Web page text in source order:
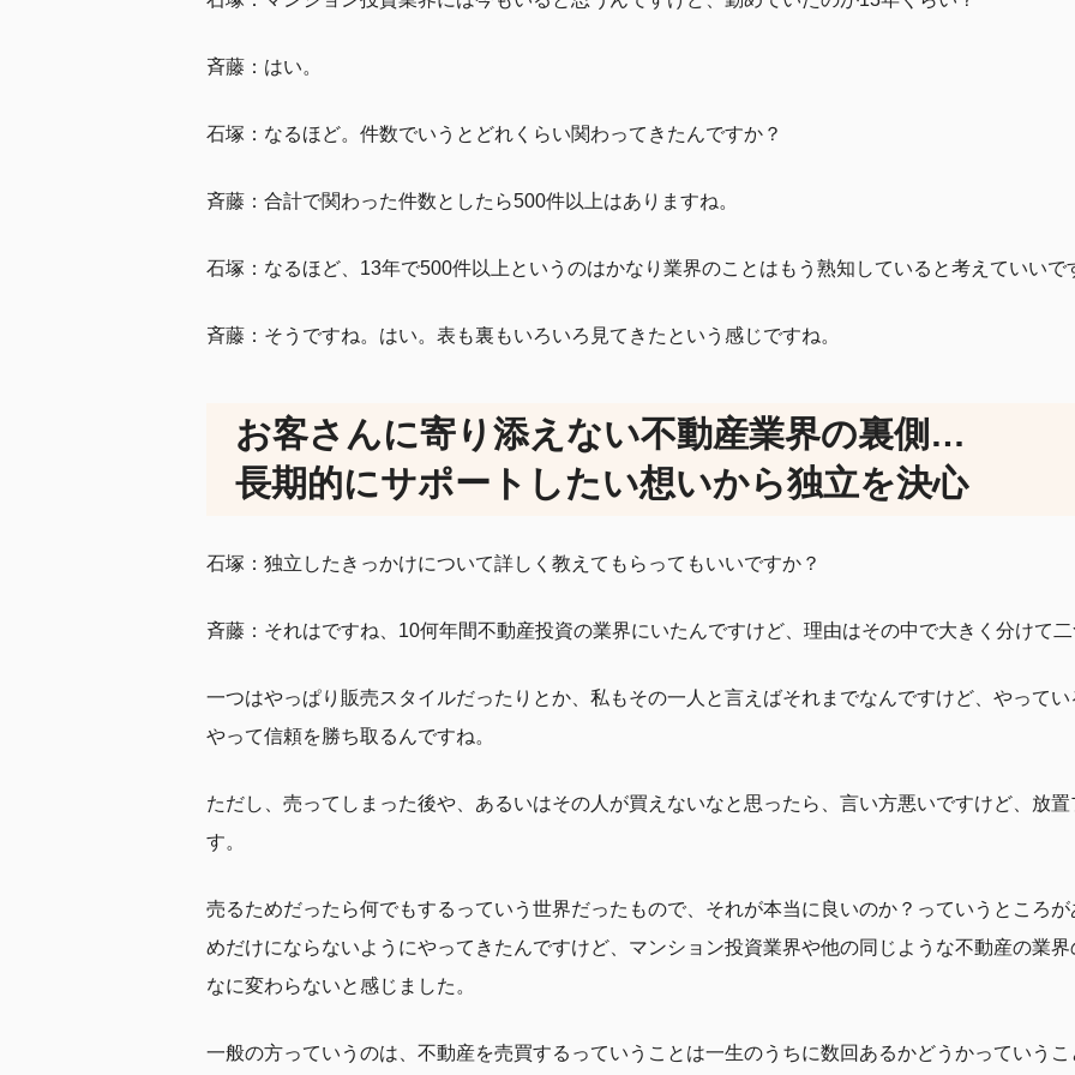
斉藤：はい。
石塚：なるほど。件数でいうとどれくらい関わってきたんですか？
斉藤：合計で関わった件数としたら500件以上はありますね。
石塚：なるほど、13年で500件以上というのはかなり業界のことはもう熟知していると考えていいで
斉藤：そうですね。はい。表も裏もいろいろ見てきたという感じですね。
お客さんに寄り添えない不動産業界の裏側…
長期的にサポートしたい想いから独立を決心
石塚：独立したきっかけについて詳しく教えてもらってもいいですか？
斉藤：それはですね、10何年間不動産投資の業界にいたんですけど、理由はその中で大きく分けて
一つはやっぱり販売スタイルだったりとか、私もその一人と言えばそれまでなんですけど、やって
やって信頼を勝ち取るんですね。
ただし、売ってしまった後や、あるいはその人が買えないなと思ったら、言い方悪いですけど、放
す。
売るためだったら何でもするっていう世界だったもので、それが本当に良いのか？っていうところ
めだけにならないようにやってきたんですけど、マンション投資業界や他の同じような不動産の業
なに変わらないと感じました。
一般の方っていうのは、不動産を売買するっていうことは一生のうちに数回あるかどうかっていう